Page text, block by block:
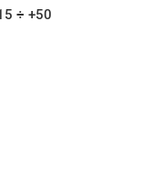
÷ +50